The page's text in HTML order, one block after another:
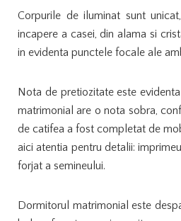
Corpurile de iluminat sunt
incapere a casei, din alama si
in evidenta punctele focale ale
Nota de pretiozitate este
matrimonial are o nota sobra,
de catifea a fost completat de
aici atentia pentru detalii:
forjat a semineului.
Dormitorul matrimonial este